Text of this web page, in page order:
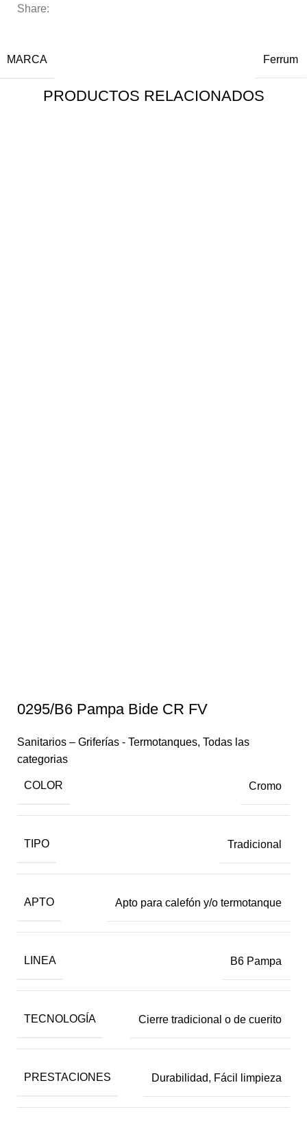
Share:
MARCA Ferrum
PRODUCTOS RELACIONADOS
0295/B6 Pampa Bide CR FV
Sanitarios – Griferías - Termotanques, Todas las
categorias
COLOR Cromo
TIPO Tradicional
APTO Apto para calefón y/o termotanque
LINEA B6 Pampa
TECNOLOGÍA Cierre tradicional o de cuerito
PRESTACIONES Durabilidad, Fácil limpieza